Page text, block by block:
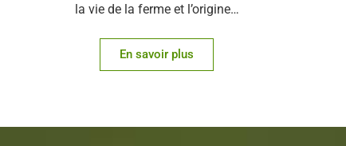
la vie de la ferme et l’origine…
En savoir plus